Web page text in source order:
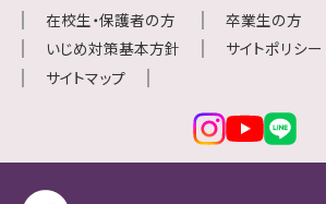
在校生・保護者の方 卒業生の方
いじめ対策基本方針
サイトポリシー
サイトマップ